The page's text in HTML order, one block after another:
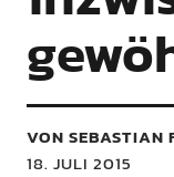
VON SEBASTIAN
18. JULI 2015